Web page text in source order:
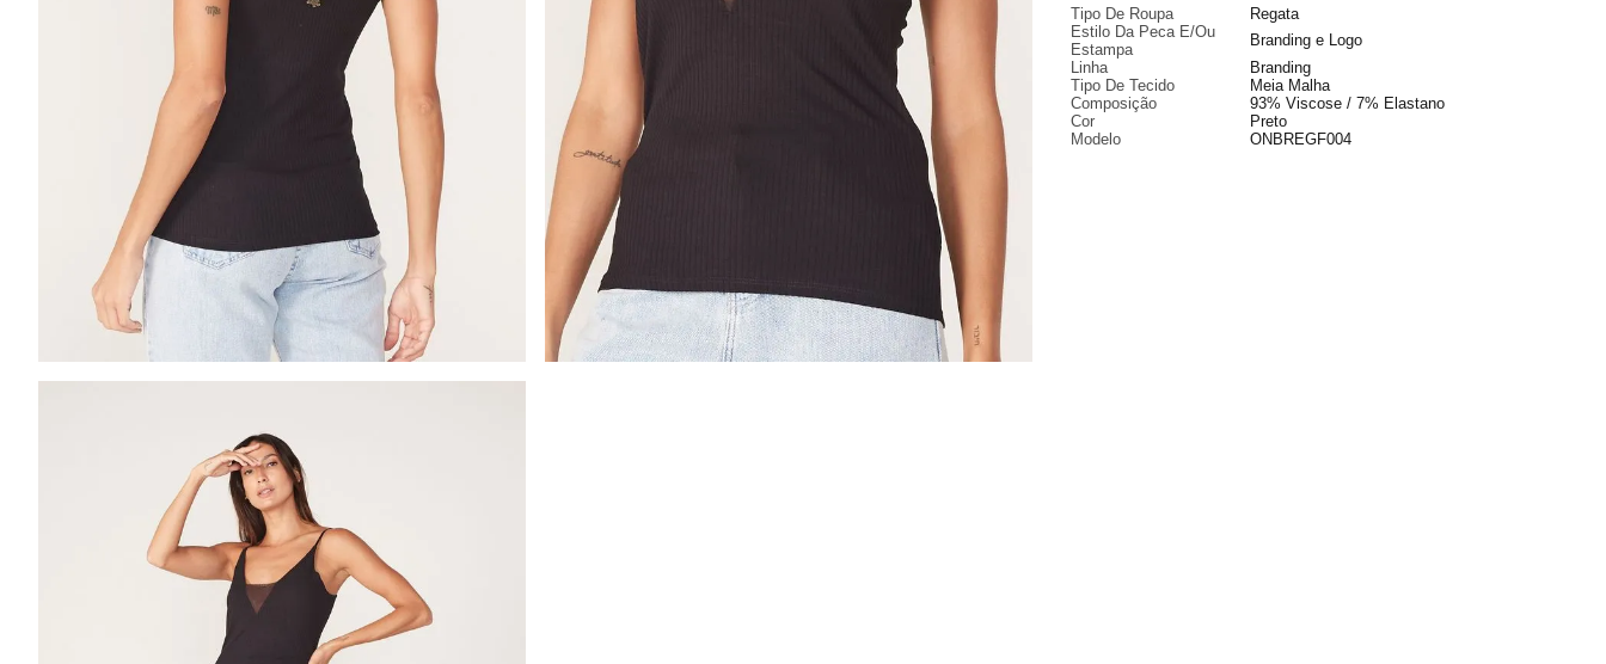
Tipo De Roupa
Regata
Estilo Da Peca E/Ou
Estampa
Branding e Logo
Linha
Branding
Tipo De Tecido
Meia Malha
Composição
93% Viscose / 7% Elastano
Cor
Preto
Modelo
ONBREGF004